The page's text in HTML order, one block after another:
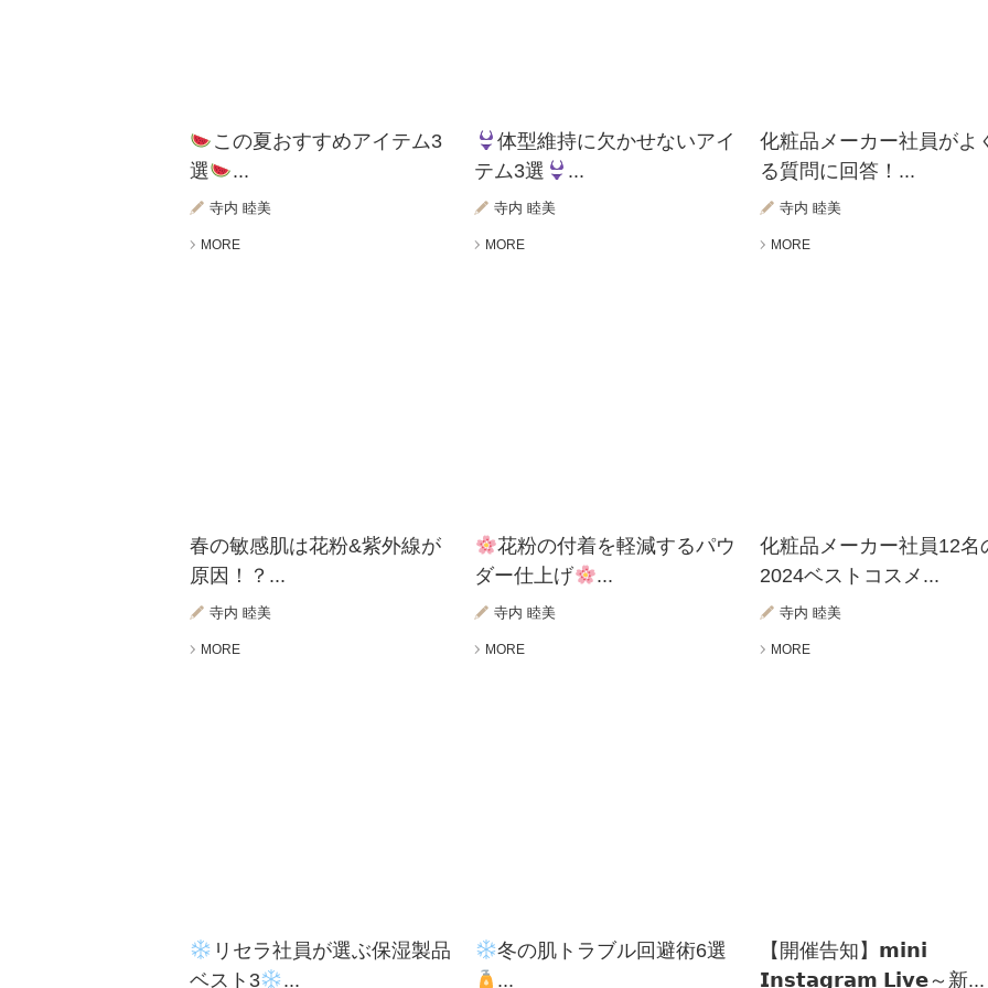
この夏おすすめアイテム3
選
...
寺内 睦美
MORE
体型維持に欠かせないアイ
テム3選
...
寺内 睦美
MORE
化粧品メーカー社員がよ
る質問に回答！...
寺内 睦美
MORE
春の敏感肌は花粉&紫外線が
原因！？...
寺内 睦美
MORE
花粉の付着を軽減するパウ
ダー仕上げ
...
寺内 睦美
MORE
化粧品メーカー社員12名
2024ベストコスメ...
寺内 睦美
MORE
リセラ社員が選ぶ保湿製品
ベスト3
...
冬の肌トラブル回避術6選
...
【開催告知】𝗺𝗶𝗻𝗶
𝗜𝗻𝘀𝘁𝗮𝗴𝗿𝗮𝗺 𝗟𝗶𝘃𝗲～新...